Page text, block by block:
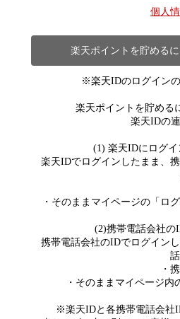
個人
楽天ポイントを貯める
※楽天IDのログイン
楽天ポイントを貯める
楽天IDの
(1) 楽天IDにログ
楽天IDでログインしたまま、
・そのままマイページの「ロ
(2)携帯電話会社の
携帯電話会社のIDでログイン
・
・そのままマイページ
※楽天IDと各携帯電話会社